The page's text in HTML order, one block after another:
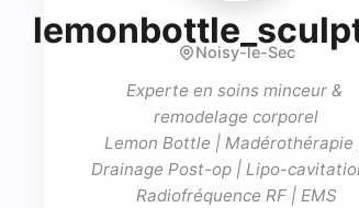
Noisy-le-Sec
Experte en soins minceur &
remodelage corporel
Lemon Bottle | Madérothérapie
Drainage Post-op | Lipo-
Radiofréquence RF | EMS